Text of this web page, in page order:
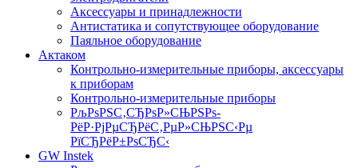
Аксессуары и принадлежности
Антистатика и сопутствующее оборудование
Паяльное оборудование
Актаком
Контрольно-измерительные приборы, аксессуары
к приборам
Контрольно-измерительные приборы
РљРѕРЅС‚СЂРѕР»СЊРЅРѕ-
РёР·РјРµСЂРёС‚РµР»СЊРЅС‹Рµ
РїСЂРёР±РѕСЂС‹
GW Instek